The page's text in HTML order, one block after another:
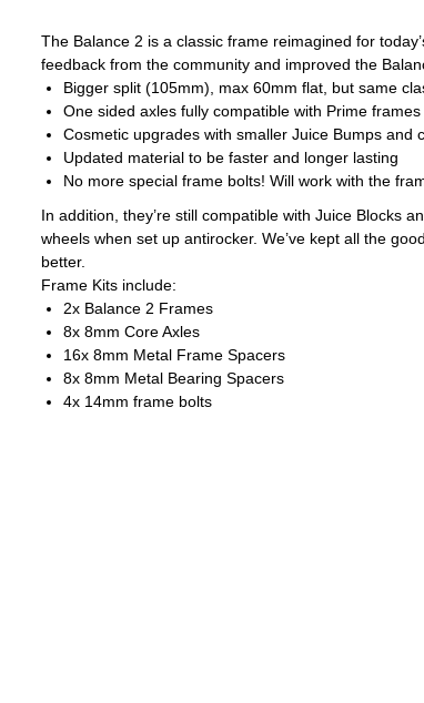
The Balance 2 is a classic frame reimagined for
feedback from the community and improved the
Bigger split (105mm), max 60mm flat, but same
One sided axles fully compatible with Prime frames
Cosmetic upgrades with smaller Juice Bumps and
Updated material to be faster and longer lasting
No more special frame bolts! Will work with the
In addition, they’re still compatible with Juice Blocks
wheels when set up antirocker. We’ve kept all the
better.
Frame Kits include:
2x Balance 2 Frames
8x 8mm Core Axles
16x 8mm Metal Frame Spacers
8x 8mm Metal Bearing Spacers
4x 14mm frame bolts